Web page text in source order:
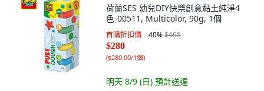
荷蘭SES 幼兒DIY快樂創意黏土純淨4
色-00511, Multicolor, 90g, 1個
首購折扣價 40%$468
$280
($280.00/1個)
明天 8/9 (日) 預計送達